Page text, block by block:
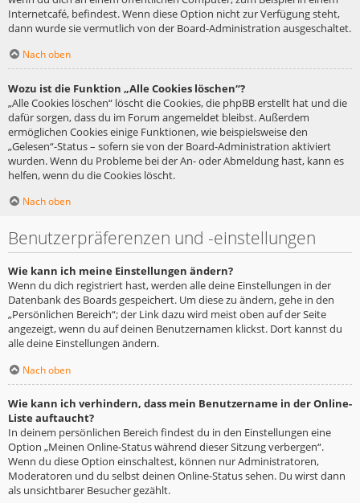
Internetcafé, befindest. Wenn diese Option nicht zur Verfügung steht,
dann wurde sie vermutlich von der Board-Administration ausgeschaltet.
Nach oben
Wozu ist die Funktion „Alle Cookies löschen“?
„Alle Cookies löschen“ löscht die Cookies, die phpBB erstellt hat und die
dafür sorgen, dass du im Forum angemeldet bleibst. Außerdem
ermöglichen Cookies einige Funktionen, wie beispielsweise den
„Gelesen“-Status – sofern sie von der Board-Administration aktiviert
wurden. Wenn du Probleme bei der An- oder Abmeldung hast, kann es
helfen, wenn du die Cookies löscht.
Nach oben
Benutzerpräferenzen und -einstellungen
Wie kann ich meine Einstellungen ändern?
Wenn du dich registriert hast, werden alle deine Einstellungen in der
Datenbank des Boards gespeichert. Um diese zu ändern, gehe in den
„Persönlichen Bereich“; der Link dazu wird meist oben auf der Seite
angezeigt, wenn du auf deinen Benutzernamen klickst. Dort kannst du
alle deine Einstellungen ändern.
Nach oben
Wie kann ich verhindern, dass mein Benutzername in der Online-
Liste auftaucht?
In deinem persönlichen Bereich findest du in den Einstellungen eine
Option „Meinen Online-Status während dieser Sitzung verbergen“.
Wenn du diese Option einschaltest, können nur Administratoren,
Moderatoren und du selbst deinen Online-Status sehen. Du wirst dann
als unsichtbarer Besucher gezählt.